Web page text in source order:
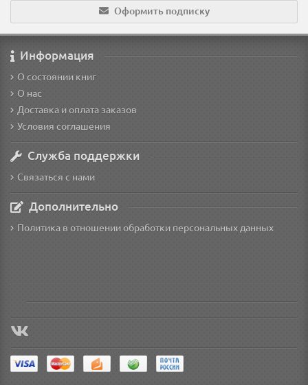
Оформить подписку
Информация
О состоянии книг
О нас
Доставка и оплата заказов
Условия соглашения
Служба поддержки
Связаться с нами
Дополнительно
Политика в отношении обработки персональных данных